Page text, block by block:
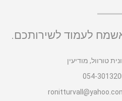
לעמוד לשירותכם.
טורוול, מודיעין
054-